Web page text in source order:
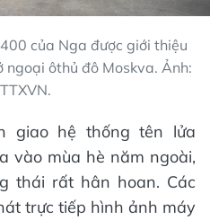
của Nga được giới thiệu
ôthủ đô Moskva. Ảnh:
giao hệ thống tên lửa
vào mùa hè năm ngoài,
thái rất hân hoan. Các
trực tiếp hình ảnh máy